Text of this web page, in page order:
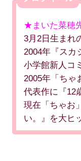
★まいた菜穂
3月2日生まれ
2004年『スカ
小学館新人コ
2005年「ちゃ
代表作に『12
現在「ちゃお
い。』を大ヒ